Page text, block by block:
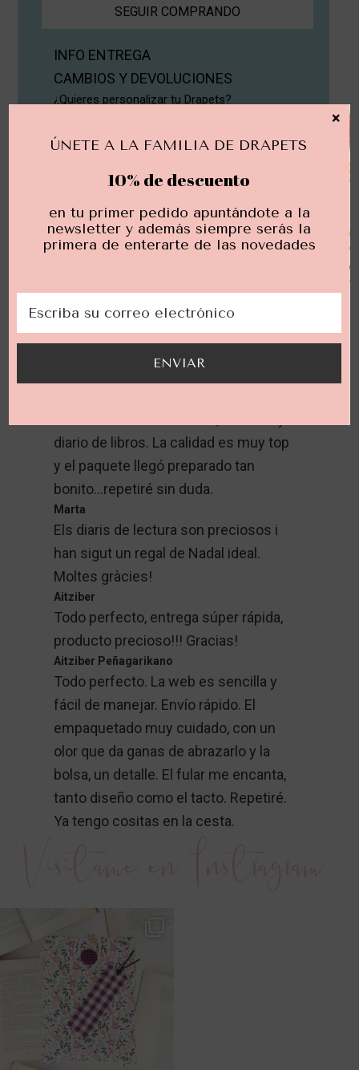
SEGUIR COMPRANDO
INFO ENTREGA
CAMBIOS Y DEVOLUCIONES
¿Quieres personalizar tu Drapets?
Opiniones reales
de clientas reales
diario de libros. La calidad es muy top
y el paquete llegó preparado tan
bonito...repetiré sin duda.
Marta
Els diaris de lectura son preciosos i
han sigut un regal de Nadal ideal.
Moltes gràcies!
Aitziber
Todo perfecto, entrega súper rápida,
producto precioso!!! Gracias!
Aitziber Peñagarikano
Todo perfecto. La web es sencilla y
fácil de manejar. Envío rápido. El
empaquetado muy cuidado, con un
olor que da ganas de abrazarlo y la
bolsa, un detalle. El fular me encanta,
tanto diseño como el tacto. Repetiré.
Ya tengo cositas en la cesta.
ENVIAR
ÚNETE A LA FAMILIA DE DRAPETS
10% de descuento
en tu primer pedido apuntándote a la
newsletter y además siempre serás la
primera de enterarte de las novedades
×